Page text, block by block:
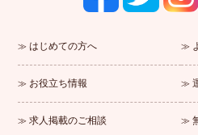
はじめての方へ
お役立ち情報
求人掲載のご相談